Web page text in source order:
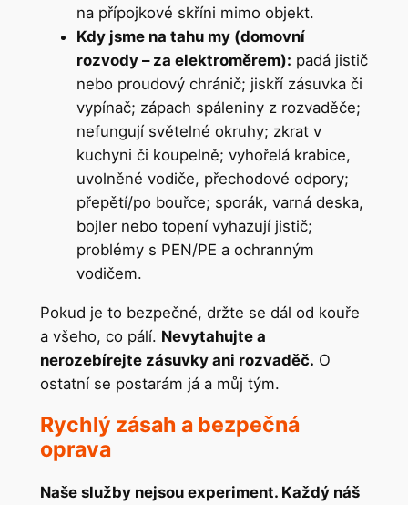
na přípojkové skříni mimo objekt.
Kdy jsme na tahu my (domovní
rozvody – za elektroměrem): padá jistič
nebo proudový chránič; jiskří zásuvka či
vypínač; zápach spáleniny z rozvaděče;
nefungují světelné okruhy; zkrat v
kuchyni či koupelně; vyhořelá krabice,
uvolněné vodiče, přechodové odpory;
přepětí/po bouřce; sporák, varná deska,
bojler nebo topení vyhazují jistič;
problémy s PEN/PE a ochranným
vodičem.
Pokud je to bezpečné, držte se dál od kouře
a všeho, co pálí. Nevytahujte a
nerozebírejte zásuvky ani rozvaděč. O
ostatní se postarám já a můj tým.
Rychlý zásah a bezpečná
oprava
Naše služby nejsou experiment. Každý náš